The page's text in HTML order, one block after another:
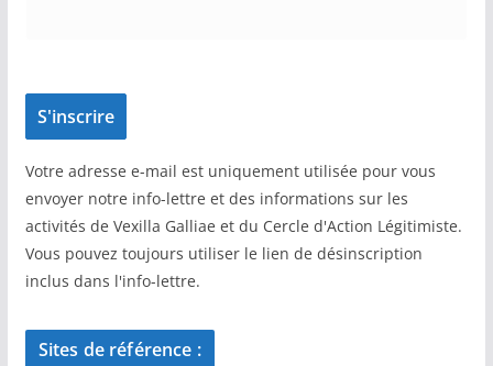
Votre adresse e-mail est uniquement utilisée pour vous
envoyer notre info-lettre et des informations sur les
activités de Vexilla Galliae et du Cercle d'Action Légitimiste.
Vous pouvez toujours utiliser le lien de désinscription
inclus dans l'info-lettre.
Sites de référence :